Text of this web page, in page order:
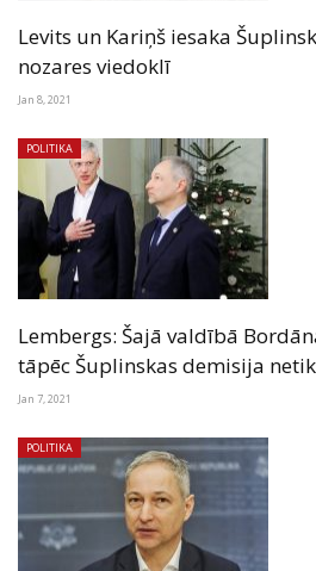
Levits un Kariņš iesaka
nozares viedoklī
Jan 8, 2021
POLITIKA
Lembergs: Šajā valdībā
tāpēc Šuplinskas demisija
Jan 7, 2021
POLITIKA